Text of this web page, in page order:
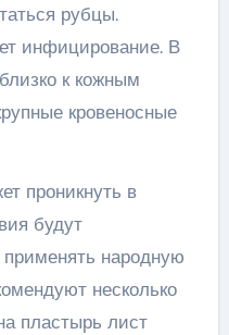
рубцы.
инфицирование. В
к кожным
кровеносные
проникнуть в
будут
народную
несколько
пластырь лист